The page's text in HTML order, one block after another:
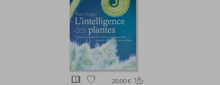
20.00 €